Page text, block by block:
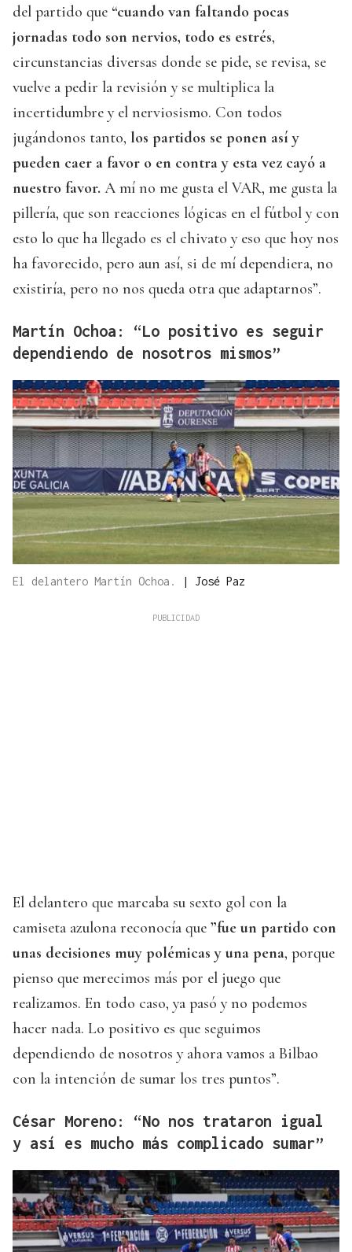
del partido que “cuando van faltando pocas
jornadas todo son nervios, todo es estrés,
circunstancias diversas donde se pide, se revisa, se
vuelve a pedir la revisión y se multiplica la
incertidumbre y el nerviosismo. Con todos
jugándonos tanto, los partidos se ponen así y
pueden caer a favor o en contra y esta vez cayó a
nuestro favor. A mí no me gusta el VAR, me gusta la
pillería, que son reacciones lógicas en el fútbol y con
esto lo que ha llegado es el chivato y eso que hoy nos
ha favorecido, pero aun así, si de mí dependiera, no
existiría, pero no nos queda otra que adaptarnos”.
Martín Ochoa: “Lo positivo es seguir
dependiendo de nosotros mismos”
El delantero Martín Ochoa. | José Paz
El delantero que marcaba su sexto gol con la
camiseta azulona reconocía que ”fue un partido con
unas decisiones muy polémicas y una pena, porque
pienso que merecimos más por el juego que
realizamos. En todo caso, ya pasó y no podemos
hacer nada. Lo positivo es que seguimos
dependiendo de nosotros y ahora vamos a Bilbao
con la intención de sumar los tres puntos”.
César Moreno: “No nos trataron igual
y así es mucho más complicado sumar”